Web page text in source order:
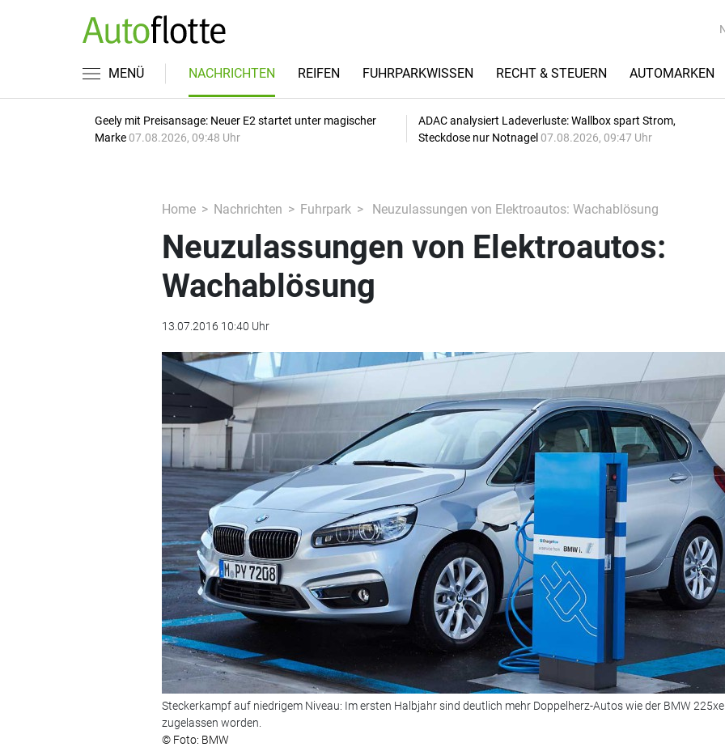
MENÜ NACHRICHTEN REIFEN FUHRPARKWISSEN RECHT & STEUERN AUTOMARKEN
Geely mit Preisansage: Neuer E2 startet unter magischer
Marke 07.08.2026, 09:48 Uhr
ADAC analysiert Ladeverluste: Wallbox spart Strom,
Steckdose nur Notnagel 07.08.2026, 09:47 Uhr
Home Nachrichten Fuhrpark Neuzulassungen von Elektroautos: Wachablösung
Neuzulassungen von Elektroautos:
Wachablösung
13.07.2016 10:40 Uhr
Steckerkampf auf niedrigem Niveau: Im ersten Halbjahr sind deutlich mehr Doppelherz-Autos wie der BMW 225xe
zugelassen worden.
© Foto: BMW